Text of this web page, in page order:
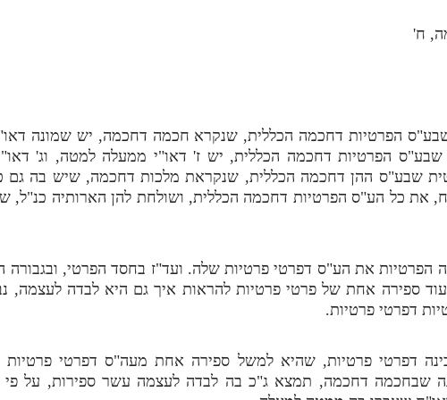
ח'
הפרטיות דחכמה הכללית, שנקרא חכמה דחכמה, יש שמונה
שבע"ס הפרטיות דחכמה הכללית, יש ז' דאו"י ממעלה למטה, וג'
שבע"ס ההן דחכמה הכללית, שנקראת מלכות דחכמה, שיש בה גם
כל הע"ס הפרטיות דחכמה הכללית, ושולחת להן הארותיה כנ"ל,
הפרטיות את הע"ס דפרטי פרטיות שלה. ועד"ז בחסד הפרטי, ובגבורה
ספירה אחת של פרטי פרטיות להראות איך גם היא לבדה
דפרטי פרטיות.
דפרטי פרטיות, שהיא למשל ספירה אחת מעה"ס דפרטי
שבחכמה דחכמה, תמצא ג"כ בה לבדה לעצמה עשר ספירות, על פי